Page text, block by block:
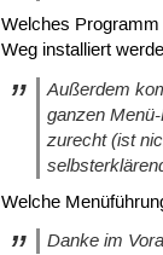
Welches
Weg installiert
Außerdem
ganzen
zurecht (ist
Welche
Danke im